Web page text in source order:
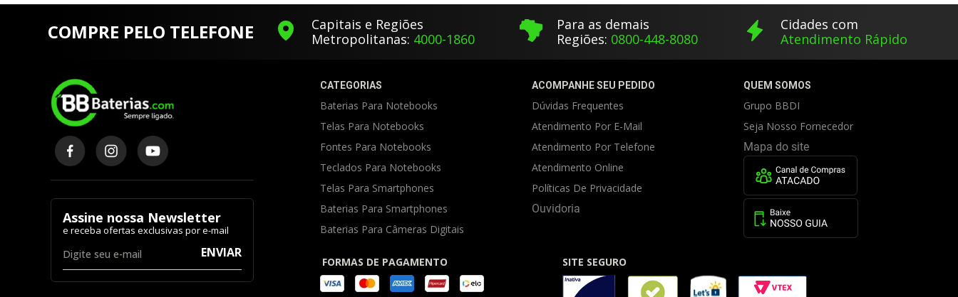
COMPRE PELO TELEFONE
Capitais e Regiões
Metropolitanas: 4000-1860
Para as demais
Regiões: 0800-448-8080
Cidades com
Atendimento Rápido
Assine nossa Newsletter
ENVIAR
CATEGORIAS
Baterias Para Notebooks
Telas Para Notebooks
Fontes Para Notebooks
Teclados Para Notebooks
Telas Para Smartphones
Baterias Para Smartphones
Baterias Para Câmeras Digitais
ACOMPANHE SEU PEDIDO
Dúvidas Frequentes
Atendimento Por E-Mail
Atendimento Por Telefone
Atendimento Online
Políticas De Privacidade
Ouvidoria
QUEM SOMOS
Grupo BBDI
Seja Nosso Fornecedor
Mapa do site
FORMAS DE PAGAMENTO SITE SEGURO